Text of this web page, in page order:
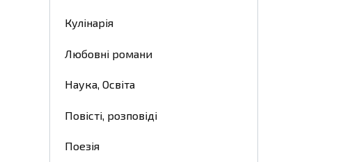
Кулінарія
Любовні романи
Наука, Освіта
Повісті, розповіді
Поезія